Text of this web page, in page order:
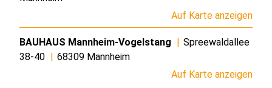
Auf Karte anzeigen
BAUHAUS Mannheim-Vogelstang
Spreewaldallee
38-40
68309 Mannheim
Auf Karte anzeigen